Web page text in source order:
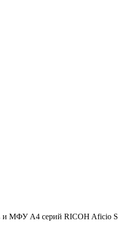
и МФУ A4 серий RICOH Aficio